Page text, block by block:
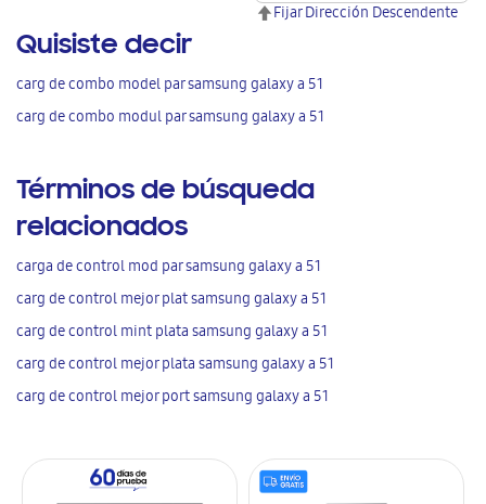
Fijar Dirección Descendente
Quisiste decir
carg de combo model par samsung galaxy a 51
carg de combo modul par samsung galaxy a 51
Términos de búsqueda
relacionados
carga de control mod par samsung galaxy a 51
carg de control mejor plat samsung galaxy a 51
carg de control mint plata samsung galaxy a 51
carg de control mejor plata samsung galaxy a 51
carg de control mejor port samsung galaxy a 51